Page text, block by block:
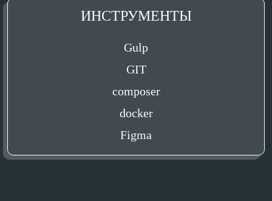
ИНСТРУМЕНТЫ
Gulp
GIT
composer
docker
Figma